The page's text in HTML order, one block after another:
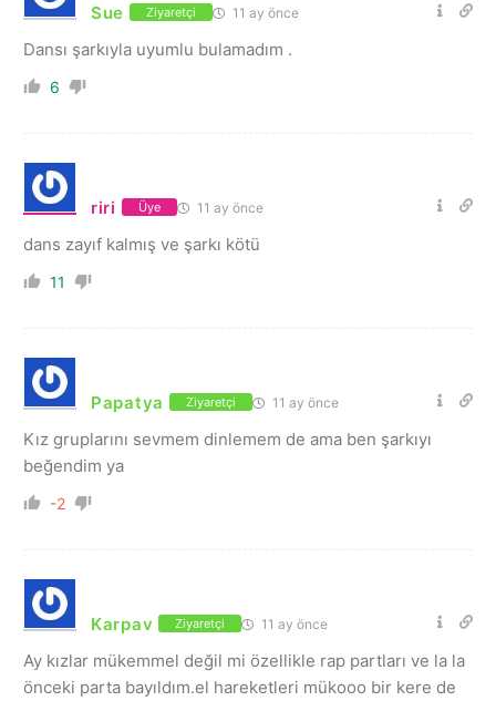
Sue Ziyaretçi 11 ay önce
Dansı şarkıyla uyumlu bulamadım .
6
riri Üye 11 ay önce
dans zayıf kalmış ve şarkı kötü
11
Papatya Ziyaretçi 11 ay önce
Kız gruplarını sevmem dinlemem de ama ben şarkıyı
beğendim ya
-2
Karpav Ziyaretçi 11 ay önce
Ay kızlar mükemmel değil mi özellikle rap partları ve la la
önceki parta bayıldım.el hareketleri mükooo bir kere de